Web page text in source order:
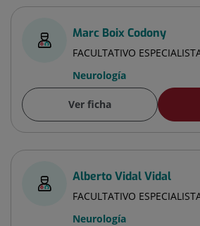
Marc Boix Codony
FACULTATIVO
Neurología
Ver ficha
Alberto Vidal Vidal
FACULTATIVO
Neurología